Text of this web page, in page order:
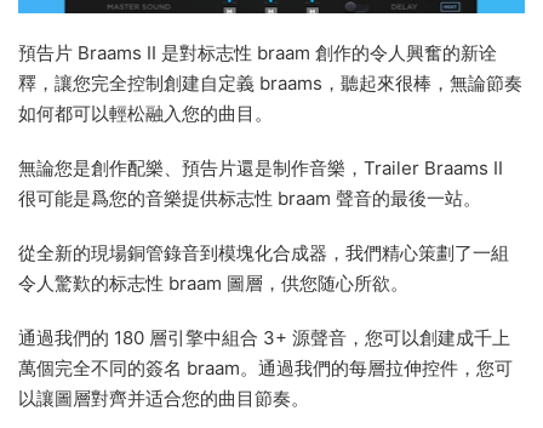
預告片 Braams II 是對标志性 braam 創作的令人興奮的新诠
釋，讓您完全控制創建自定義 braams，聽起來很棒，無論節奏
如何都可以輕松融入您的曲目。
無論您是創作配樂、預告片還是制作音樂，Trailer Braams II
很可能是爲您的音樂提供标志性 braam 聲音的最後一站。
從全新的現場銅管錄音到模塊化合成器，我們精心策劃了一組
令人驚歎的标志性 braam 圖層，供您随心所欲。
通過我們的 180 層引擎中組合 3+ 源聲音，您可以創建成千上
萬個完全不同的簽名 braam。通過我們的每層拉伸控件，您可
以讓圖層對齊并适合您的曲目節奏。